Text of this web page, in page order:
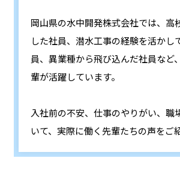
岡山県の水中開発株式会社では、高
した社員、潜水工事の経験を活かし
員、異業種から飛び込んだ社員など
輩が活躍しています。
入社前の不安、仕事のやりがい、職
いて、実際に働く先輩たちの声をご